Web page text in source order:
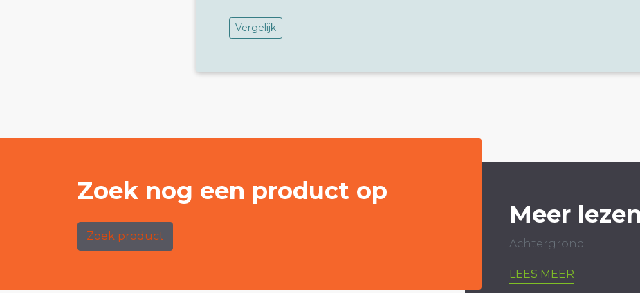
Vergelijk
Zoek nog een product op
Zoek product
Meer
Achtergrond
LEES MEER